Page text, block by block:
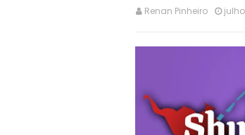
Renan Pinheiro